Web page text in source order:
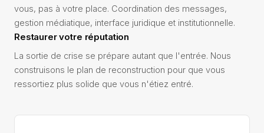
vous, pas à votre place. Coordination des messages,
gestion médiatique, interface juridique et institutionnelle.
Restaurer votre réputation
La sortie de crise se prépare autant que l'entrée. Nous
construisons le plan de reconstruction pour que vous
ressortiez plus solide que vous n'étiez entré.